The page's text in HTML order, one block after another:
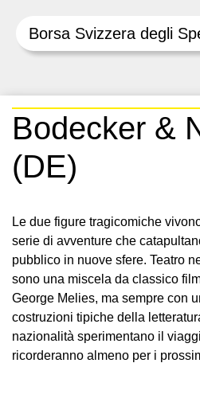
Borsa Svizzera degli
Skip
content
Bodecker &
(DE)
Le due figure tragicomiche
serie di avventure che
pubblico in nuove sfere. Teatro
sono una miscela da classico
George Melies, ma sempre con
costruzioni tipiche della
nazionalità sperimentano il
ricorderanno almeno per i